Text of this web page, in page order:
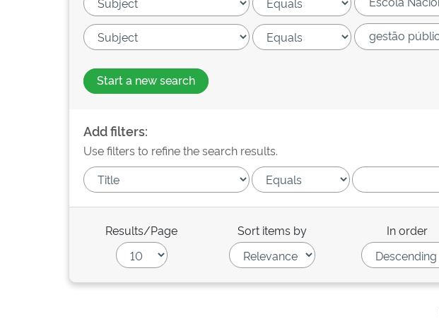
Start a new search
Add filters:
Use filters to refine the search results.
Results/Page Sort items by In order